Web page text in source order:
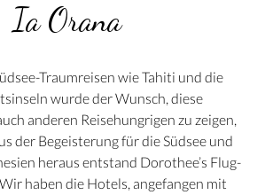
Ia Orana
Traumreisen wie Tahiti und die
wurde der Wunsch, diese
anderen Reisehungrigen zu zeigen,
der Begeisterung für die Südsee und
heraus entstand Dorothee’s Flug-
haben die Hotels, angefangen mit